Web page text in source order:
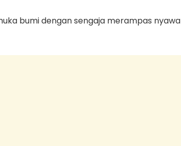
bumi dengan sengaja merampas nyawa